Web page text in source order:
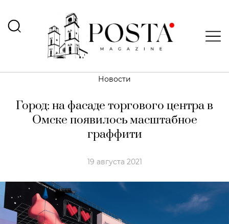
Новости
Город: на фасаде торгового центра в
Омске появилось масштабное
граффити
19 августа 2021